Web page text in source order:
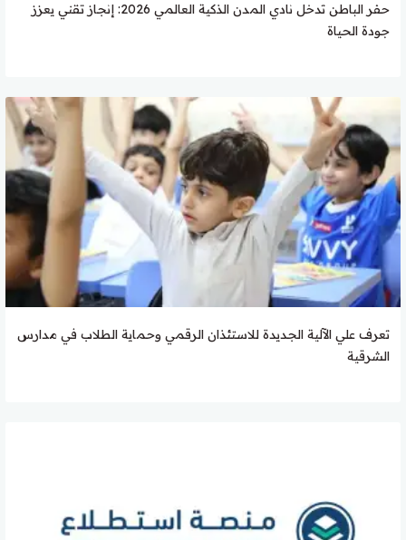
حفر الباطن تدخل نادي المدن الذكية العالمي 2026: إنجاز تقني يعزز
جودة الحياة
تعرف علي الآلية الجديدة للاستئذان الرقمي وحماية الطلاب في مدارس
الشرقية